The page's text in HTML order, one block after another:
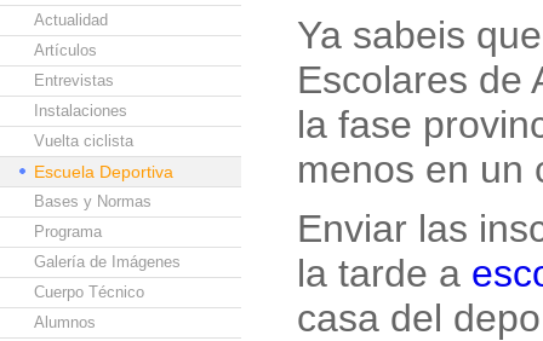
Actualidad
Artículos
Entrevistas
Instalaciones
Vuelta ciclista
Escuela Deportiva
Bases y Normas
Programa
Galería de Imágenes
Cuerpo Técnico
Alumnos
Ya sabeis
Escolares de
la fase
menos en un
Enviar las
la tarde a
casa del